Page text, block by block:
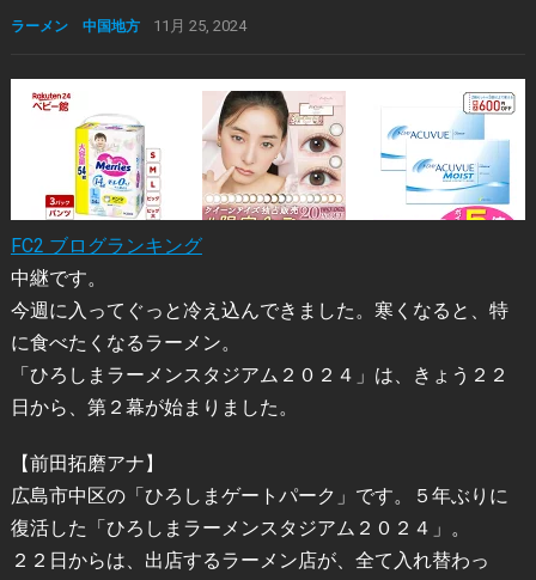
ラーメン 中国地方 11月 25, 2024
FC2 ブログランキング
中継です。
今週に入ってぐっと冷え込んできました。寒くなると、特
に食べたくなるラーメン。
「ひろしまラーメンスタジアム２０２４」は、きょう２２
日から、第２幕が始まりました。
【前田拓磨アナ】
広島市中区の「ひろしまゲートパーク」です。５年ぶりに
復活した「ひろしまラーメンスタジアム２０２４」。
２２日からは、出店するラーメン店が、全て入れ替わっ